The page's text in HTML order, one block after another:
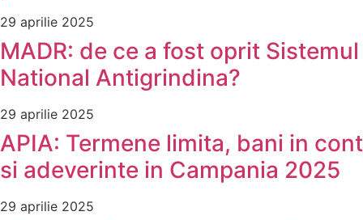
29 aprilie 2025
MADR: de ce a fost oprit Sistemul
National Antigrindina?
29 aprilie 2025
APIA: Termene limita, bani in cont
si adeverinte in Campania 2025
29 aprilie 2025